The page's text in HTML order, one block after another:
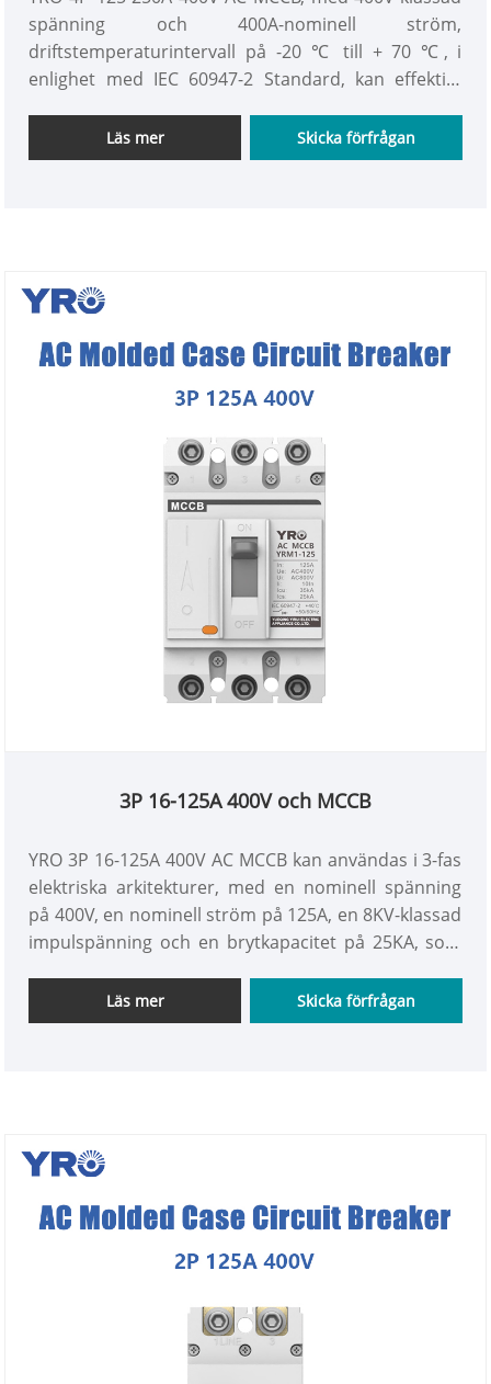
spänning och 400A-nominell ström,
driftstemperaturintervall på -20 ℃ till + 70 ℃, i
enlighet med IEC 60947-2 Standard, kan effektivt
att ge tillförlitligt kraftskydd. Att säkerställa den
säkra och stabila driften av kraftsystemet är en
Läs mer Skicka förfrågan
3P 16-125A 400V och MCCB
YRO 3P 16-125A 400V AC MCCB kan användas i 3-fas
elektriska arkitekturer, med en nominell spänning
på 400V, en nominell ström på 125A, en 8KV-klassad
impulspänning och en brytkapacitet på 25KA, som
Läs mer Skicka förfrågan